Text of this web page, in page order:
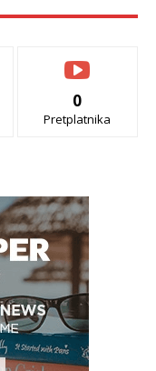
0
Pretplatnika